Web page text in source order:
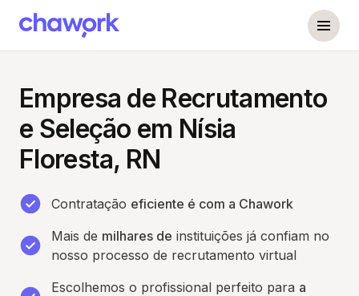
Empresa de Recrutamento
e Seleção em Nísia
Floresta, RN
Contratação eficiente é com a Chawork
Mais de milhares de instituições já confiam no
nosso processo de recrutamento virtual
Escolhemos o profissional perfeito para a